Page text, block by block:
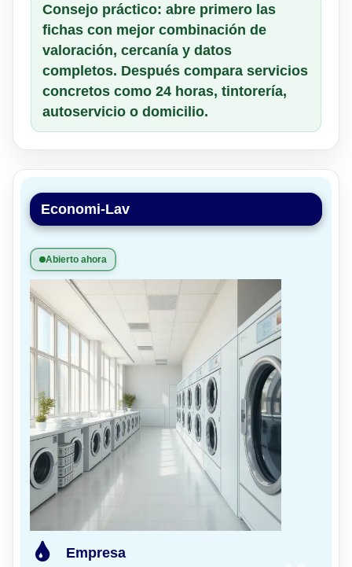
Consejo práctico: abre primero las
fichas con mejor combinación de
valoración, cercanía y datos
completos. Después compara servicios
concretos como 24 horas, tintorería,
autoservicio o domicilio.
Economi-Lav
Abierto ahora
Empresa